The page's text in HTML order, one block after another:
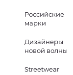
Российские
марки
Дизайнеры
новой волны
Streetwear